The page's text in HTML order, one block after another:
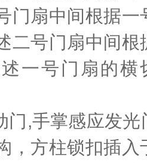
门扇中间根据
二号门扇中间
一号门扇的横
门,手掌感应发光
，方柱锁扣插